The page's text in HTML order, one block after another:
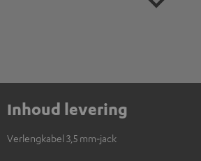
Inhoud levering
Verlengkabel 3,5 mm‑jack